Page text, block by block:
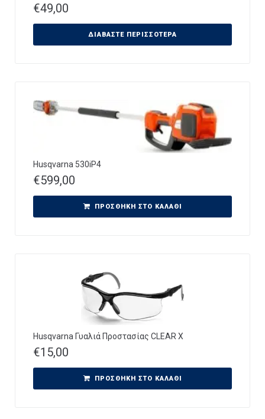
€49,00
ΔΙΑΒΆΣΤΕ ΠΕΡΙΣΣΌΤΕΡΑ
Husqvarna 530iP4
€599,00
ΠΡΟΣΘΉΚΗ ΣΤΟ ΚΑΛΆΘΙ
Husqvarna Γυαλιά Προστασίας CLEAR X
€15,00
ΠΡΟΣΘΉΚΗ ΣΤΟ ΚΑΛΆΘΙ